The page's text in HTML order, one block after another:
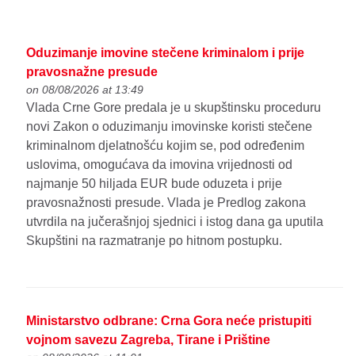
Oduzimanje imovine stečene kriminalom i prije
pravosnažne presude
on 08/08/2026 at 13:49
Vlada Crne Gore predala je u skupštinsku proceduru
novi Zakon o oduzimanju imovinske koristi stečene
kriminalnom djelatnošću kojim se, pod određenim
uslovima, omogućava da imovina vrijednosti od
najmanje 50 hiljada EUR bude oduzeta i prije
pravosnažnosti presude. Vlada je Predlog zakona
utvrdila na jučerašnjoj sjednici i istog dana ga uputila
Skupštini na razmatranje po hitnom postupku.
Ministarstvo odbrane: Crna Gora neće pristupiti
vojnom savezu Zagreba, Tirane i Prištine